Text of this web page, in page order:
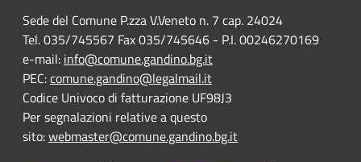
Sede del Comune P.zza V.Veneto n. 7 cap. 24024
Tel. 035/745567 Fax 035/745646 - P.I. 00246270169
e-mail: info@comune.gandino.bg.it
PEC:comune.gandino@legalmail.it
Codice Univoco di fatturazione UF98J3
Per segnalazioni relative a questo
sito:webmaster@comune.gandino.bg.it